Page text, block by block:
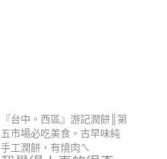
『台中。西區』游記潤餅║第
五市場必吃美食。古早味純
手工潤餅，有燒肉ㄟ